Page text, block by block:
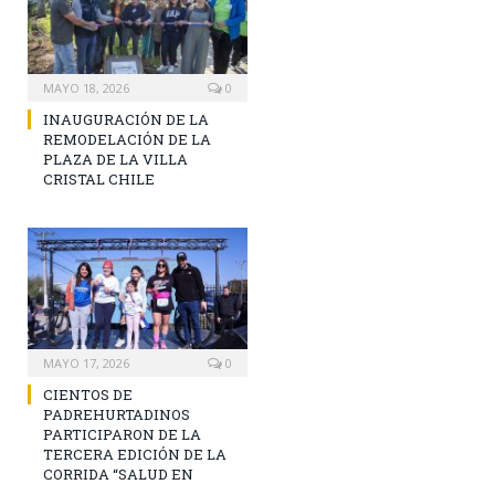
MAYO 18, 2026 0
INAUGURACIÓN DE LA
REMODELACIÓN DE LA
PLAZA DE LA VILLA
CRISTAL CHILE
MAYO 17, 2026 0
CIENTOS DE
PADREHURTADINOS
PARTICIPARON DE LA
TERCERA EDICIÓN DE LA
CORRIDA “SALUD EN